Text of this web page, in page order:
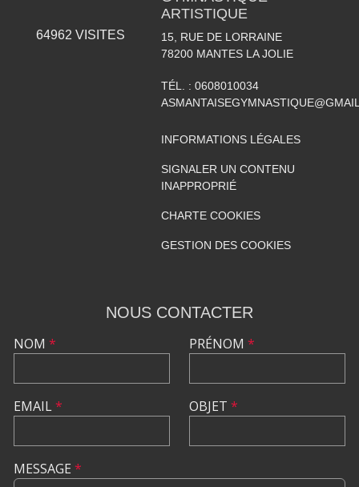
64962 VISITES
ARTISTIQUE
15, RUE DE LORRAINE
78200 MANTES LA JOLIE
TÉL. : 0608010034
INFORMATIONS LÉGALES
SIGNALER UN CONTENU
INAPPROPRIÉ
CHARTE COOKIES
GESTION DES COOKIES
NOUS CONTACTER
NOM *
EMAIL*
PRÉNOM *
OBJET *
MESSAGE *